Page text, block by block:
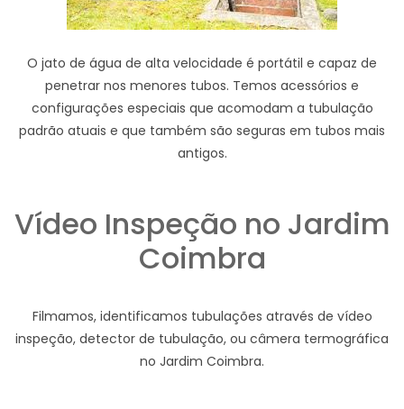
O jato de água de alta velocidade é portátil e capaz de
penetrar nos menores tubos. Temos acessórios e
configurações especiais que acomodam a tubulação
padrão atuais e que também são seguras em tubos mais
antigos.
Vídeo Inspeção no Jardim
Coimbra
Filmamos, identificamos tubulações através de vídeo
inspeção, detector de tubulação, ou câmera termográfica
no Jardim Coimbra.